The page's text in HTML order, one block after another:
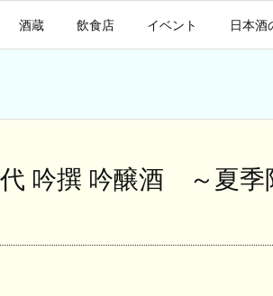
酒蔵 飲食店 イベント 日本酒
吟撰 吟醸酒 ～夏季